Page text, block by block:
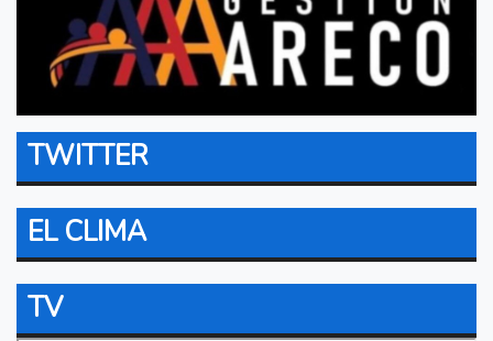
TWITTER
EL CLIMA
TV